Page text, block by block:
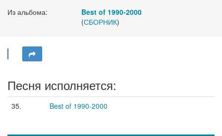
Из альбома:
Best of 1990-2000
(СБОРНИК)
Песня исполняется:
35. Best of 1990-2000